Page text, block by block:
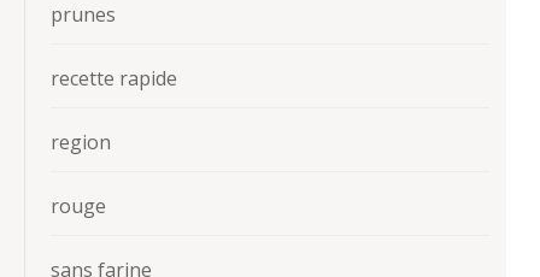
prunes
recette rapide
region
rouge
sans farine